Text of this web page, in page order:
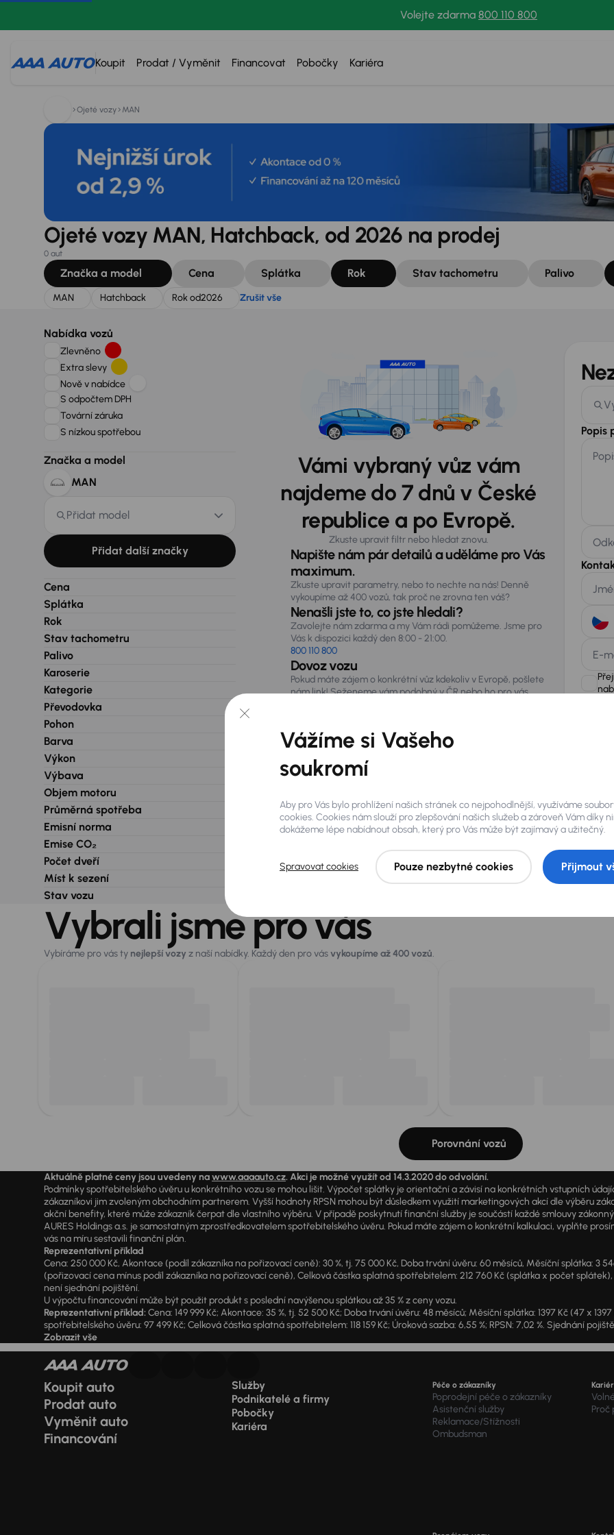
Volejte zdarma 800 110 800
Koupit Prodat / Vyměnit Financovat Pobočky Kariéra
Hledáte: Zrušit vše
Ojeté vozy MAN
Ojeté vozy MAN, Hatchback, od 2026 na prodej
0 aut
Značka a model Cena Splátka Rok Stav tachometru Palivo
MAN Hatchback Rok od2026 Zrušit vše
Nabídka vozů
Zlevněno
Extra slevy
Nově v nabídce
S odpočtem DPH
Tovární záruka
S nízkou spotřebou
Značka a model
MAN
Přidat model
Přidat další značky
Cena
Splátka
Rok
Stav tachometru
Palivo
Karoserie
Kategorie
Převodovka
Pohon
Barva
Výkon
Výbava
Objem motoru
Průměrná spotřeba
Emisní norma
Emise CO₂
Počet dveří
Míst k sezení
Stav vozu
Vámi vybraný vůz vám
najdeme do 7 dnů v České
republice a po Evropě.
Zkuste upravit filtr nebo hledat znovu.
Napište nám pár detailů a uděláme pro Vás
maximum.
Zkuste upravit parametry, nebo to nechte na nás! Denně
vykoupíme až 400 vozů, tak proč ne zrovna ten váš?
Nenašli jste to, co jste hledali?
Zavolejte nám zdarma a my Vám rádi pomůžeme. Jsme pro
Vás k dispozici každý den 8:00 - 21:00.
800 110 800
Dovoz vozu
Pokud máte zájem o konkrétní vůz kdekoliv v Evropě, pošlete
nám link! Seženeme vám podobný v ČR nebo ho pro vás
Popis
E-
AURES
Vybrali jsme pro vás
Vybíráme pro vás ty nejlepší vozy z naší nabídky. Každý den pro vásvykoupíme až 400 vozů.
Porovnání vozů
Aktuálně platné ceny jsou uvedeny nawww.aaaauto.cz. Akci je možné využít od 14.3.2020 do odvolání.
Podmínky spotřebitelského úvěru u konkrétního vozu se mohou lišit. Výpočet splátky je orientační a závisí na konkrétních vstupních
zákazníkovi jim zvoleným obchodním partnerem. Vyšší hodnoty RPSN mohou být důsledkem využití marketingových akcí dle výběru
akční benefity, které může zákazník čerpat dle vlastního výběru. V případě poskytnutí finanční služby je součástí každé smlouvy
AURES Holdings a.s. je samostatným zprostředkovatelem spotřebitelského úvěru. Pokud máte zájem o konkrétní kalkulaci, vyplňte
vás na míru sestavili finanční plán.
Reprezentativní příklad
Cena: 250 000 Kč, Akontace (podíl zákazníka na pořizovací ceně): 30 %, tj. 75 000 Kč, Doba trvání úvěru: 60 měsíců, Měsíční splátka: 3
(pořizovací cena mínus podíl zákazníka na pořizovací ceně), Celková částka splatná spotřebitelem: 212 760 Kč (splátka x počet splátek),
není sjednání pojištění.
U výpočtu financování může být použit produkt s poslední navýšenou splátkou až 35 % z ceny vozu.
Reprezentativní příklad:Cena: 149 999 Kč; Akontace: 35 %, tj. 52 500 Kč; Doba trvání úvěru: 48 měsíců; Měsíční splátka: 1397 Kč (47 x
spotřebitelského úvěru: 97 499 Kč; Celková částka splatná spotřebitelem: 118 159 Kč; Úroková sazba: 6,55 %; RPSN: 7,02 %. Sjednání
Zobrazit vše
Koupit auto
Prodat auto
Vyměnit auto
Financování
Služby
Podnikatelé a firmy
Pobočky
Kariéra
Péče o zákazníky
Poprodejní péče o zákazníky
Asistenční služby
Reklamace/Stížnosti
Ombudsman
Proč
Vážíme si Vašeho
soukromí
Aby pro Vás bylo prohlížení našich stránek co nejpohodlnější, využíváme
cookies. Cookies nám slouží pro zlepšování našich služeb a zároveň Vám díky
dokážeme lépe nabídnout obsah, který pro Vás může být zajímavý a užitečný.
Spravovat cookies Pouze nezbytné cookies Přijmout